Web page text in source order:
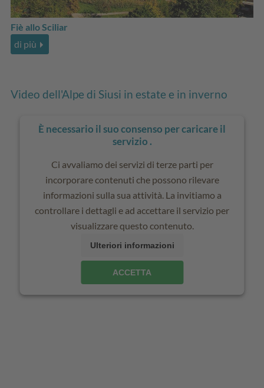
Fiè allo Sciliar
di più
Video dell'Alpe di Siusi in estate e in inverno
È necessario il suo consenso per caricare il
servizio .
Ci avvaliamo dei servizi di terze parti per
incorporare contenuti che possono rilevare
informazioni sulla sua attività. La invitiamo a
controllare i dettagli e ad accettare il servizio per
visualizzare questo contenuto.
Ulteriori informazioni
ACCETTA